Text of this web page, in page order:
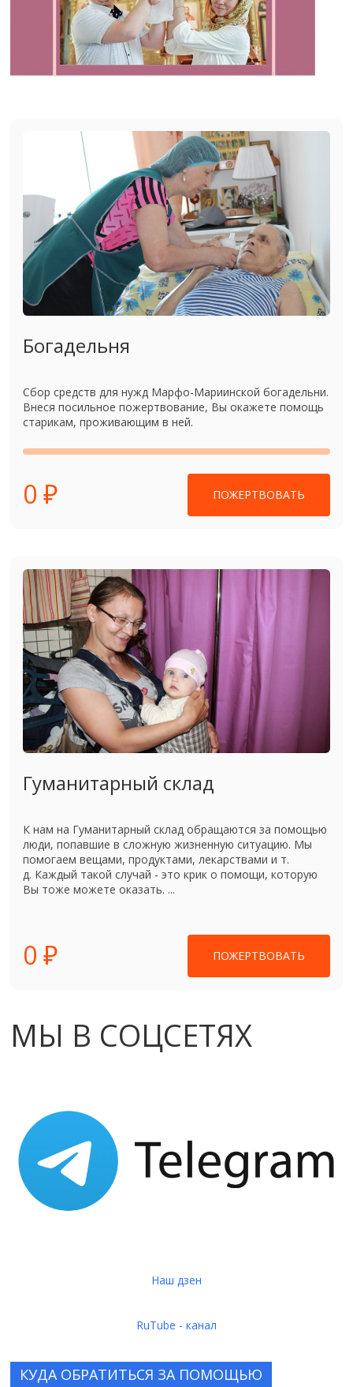
Богадельня
Сбор средств для нужд Марфо-Мариинской богадельни.
Внеся посильное пожертвование, Вы окажете помощь
старикам, проживающим в ней.
0 ₽ ПОЖЕРТВОВАТЬ
Гуманитарный склад
К нам на Гуманитарный склад обращаются за помощью
люди, попавшие в сложную жизненную ситуацию. Мы
помогаем вещами, продуктами, лекарствами и т.
д. Каждый такой случай - это крик о помощи, которую
Вы тоже можете оказать. ...
0 ₽ ПОЖЕРТВОВАТЬ
МЫ В СОЦСЕТЯХ
Наш дзен
RuTube - канал
КУДА ОБРАТИТЬСЯ ЗА ПОМОЩЬЮ